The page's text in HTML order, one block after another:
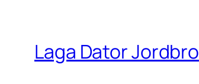
Laga Dator Jordbro